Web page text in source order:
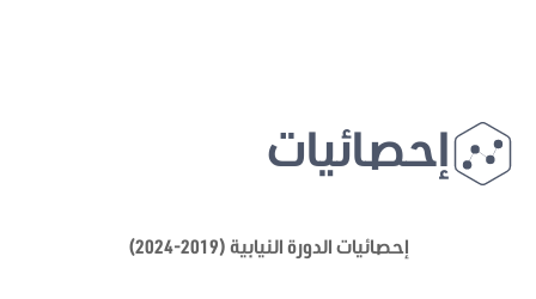
إحصائيات
إحصائيات الدورة النيابية (2019-2024)